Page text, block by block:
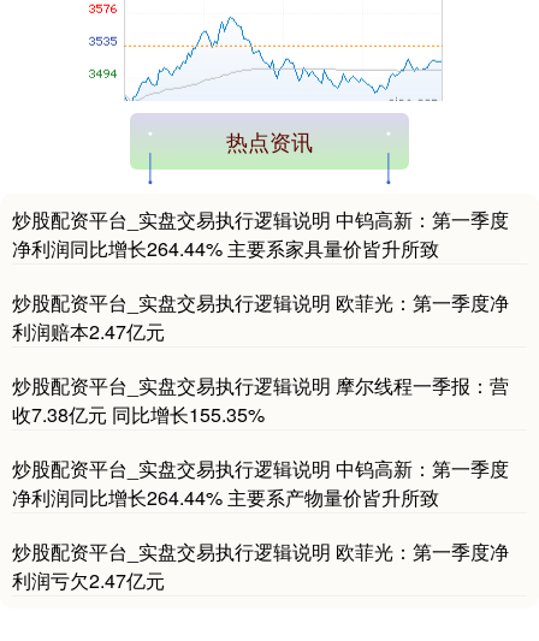
基金指数 7229.80 -0.02%
国债指数 229.59
热点资讯
炒股配资平台_实盘交易执行逻辑说明 中钨高新：第一季度
净利润同比增长264.44% 主要系家具量价皆升所致
炒股配资平台_实盘交易执行逻辑说明 欧菲光：第一季度净
利润赔本2.47亿元
炒股配资平台_实盘交易执行逻辑说明 摩尔线程一季报：营
收7.38亿元 同比增长155.35%
炒股配资平台_实盘交易执行逻辑说明 中钨高新：第一季度
净利润同比增长264.44% 主要系产物量价皆升所致
炒股配资平台_实盘交易执行逻辑说明 欧菲光：第一季度净
利润亏欠2.47亿元